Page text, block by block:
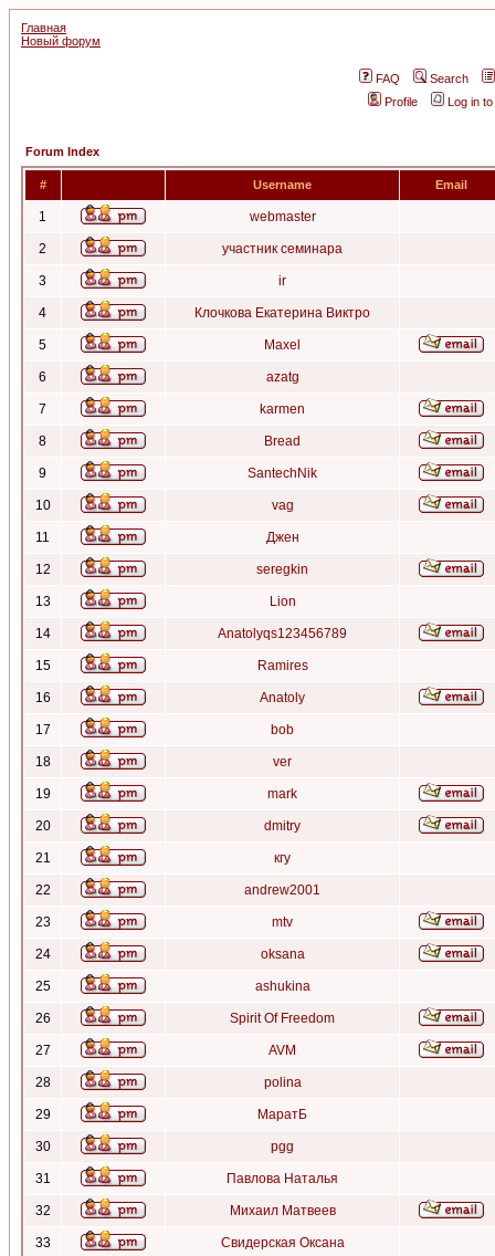
Главная
Новый форум
FAQ
Search
Profile
Log in
Forum Index
# Username Email
1 webmaster
2 участник семинара
3 ir
4 Клочкова Екатерина Виктро
5 Maxel
6 azatg
7 karmen
8 Bread
9 SantechNik
10 vag
11 Джен
12 seregkin
13 Lion
14 Anatolyqs123456789
15 Ramires
16 Anatoly
17 bob
18 ver
19 mark
20 dmitry
21 кгу
22 andrew2001
23 mtv
24 oksana
25 ashukina
26 Spirit Of Freedom
27 AVM
28 polina
29 МаратБ
30 pgg
31 Павлова Наталья
32 Михаил Матвеев
33 Свидерская Оксана